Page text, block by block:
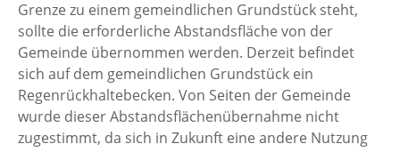
Grenze zu einem gemeindlichen Grundstück steht,
sollte die erforderliche Abstandsfläche von der
Gemeinde übernommen werden. Derzeit befindet
sich auf dem gemeindlichen Grundstück ein
Regenrückhaltebecken. Von Seiten der Gemeinde
wurde dieser Abstandsflächenübernahme nicht
zugestimmt, da sich in Zukunft eine andere Nutzung